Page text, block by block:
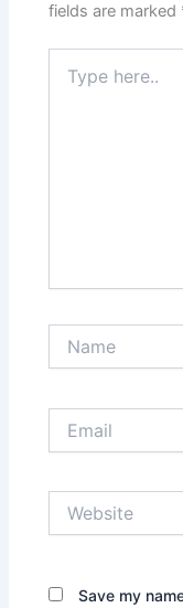
fields are marked
here..
Save my